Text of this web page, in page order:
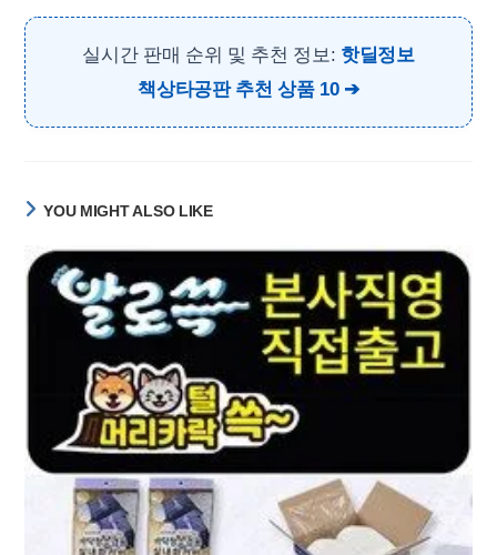
실시간 판매 순위 및 추천 정보: 핫딜정보
책상타공판 추천 상품 10
YOU MIGHT ALSO LIKE